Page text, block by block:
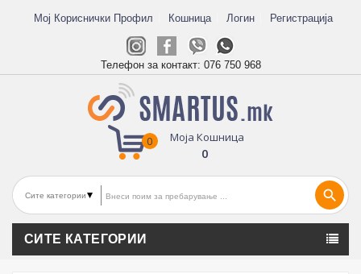
Мој Кориснички Профил Кошница Логин Регистрација
Телефон за контакт: 076 750 968
Моја Кошница
0
0
search
СИТЕ КАТЕГОРИИ